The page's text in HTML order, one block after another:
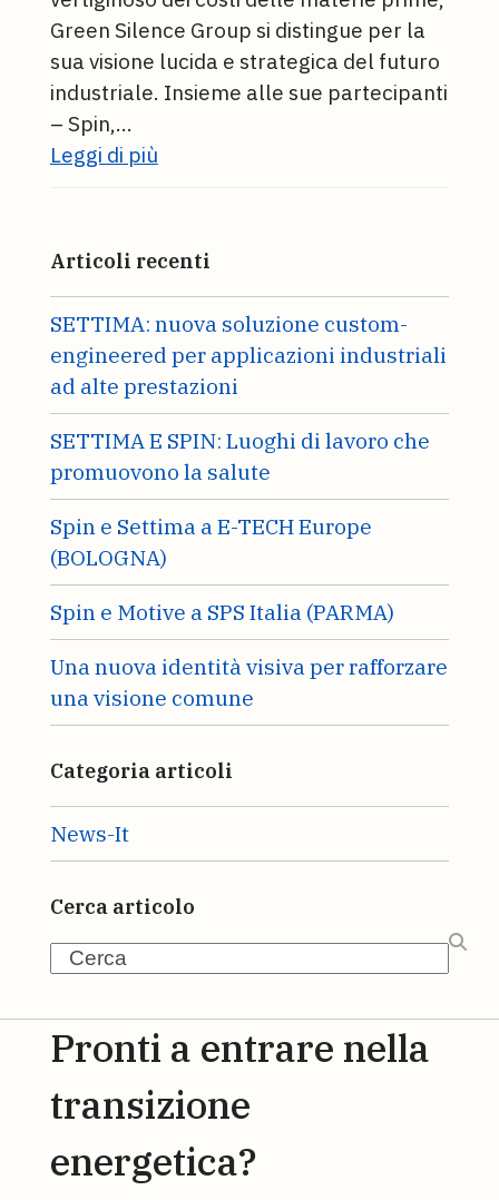
Green Silence Group si distingue per la
sua visione lucida e strategica del futuro
industriale. Insieme alle sue partecipanti
– Spin,…
Leggi di più
Articoli recenti
SETTIMA: nuova soluzione custom-
engineered per applicazioni industriali
ad alte prestazioni
SETTIMA E SPIN: Luoghi di lavoro che
promuovono la salute
Spin e Settima a E-TECH Europe
(BOLOGNA)
Spin e Motive a SPS Italia (PARMA)
Una nuova identità visiva per rafforzare
una visione comune
Categoria articoli
News-It
Cerca articolo
Search
Pronti a entrare nella
transizione
energetica?